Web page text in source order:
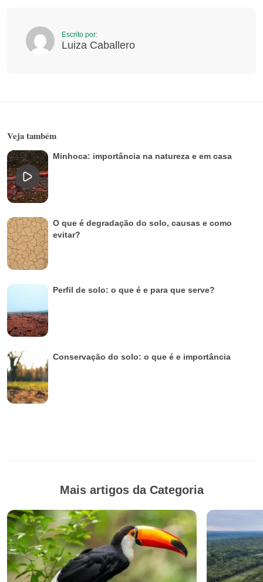
Escrito por:
Luiza Caballero
Veja também
Minhoca: importância na natureza e em casa
O que é degradação do solo, causas e como
evitar?
Perfil de solo: o que é e para que serve?
Conservação do solo: o que é e importância
Mais artigos da Categoria